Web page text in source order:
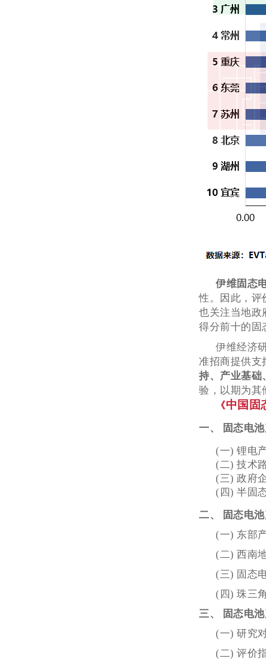
伊维固态
性。因此，评
也关注当地政
得分前十的固
伊维经济
准招商提供支
持、产业基础
验，以期为其
《中国固
一、 固态电
(一) 锂电
(二) 技术
(三) 政府
(四) 半固
二、 固态电
(一) 东部
(二) 西南
(三) 固态
(四) 珠三
三、 固态电
(一) 研究
(二) 评价